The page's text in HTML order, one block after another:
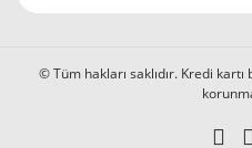
© Tüm hakları saklıdır. Kredi